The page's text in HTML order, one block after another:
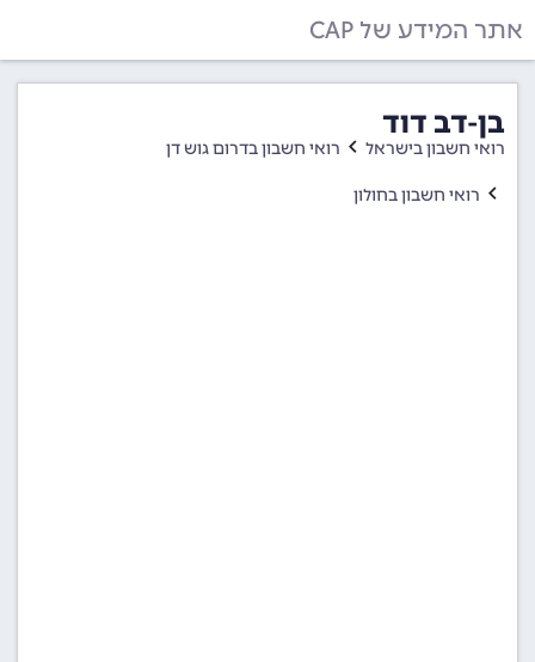
אתר המידע של CAP
בן-דב דוד
רואי חשבון בישראל רואי חשבון בדרום גוש דן
רואי חשבון בחולון